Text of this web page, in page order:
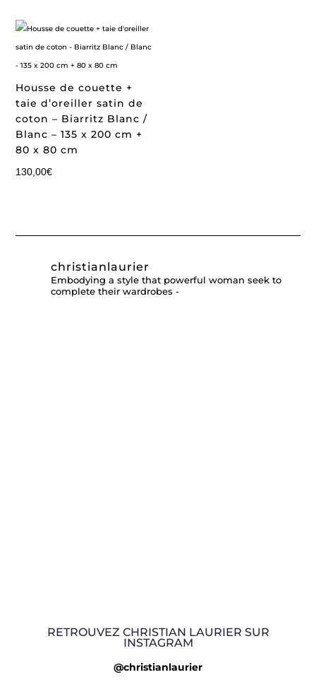
Housse de couette +
taie d’oreiller satin de
coton – Biarritz Blanc /
Blanc – 135 x 200 cm +
80 x 80 cm
130,00€
christianlaurier
Embodying a style that powerful woman seek to
complete their wardrobes -
RETROUVEZ CHRISTIAN LAURIER SUR
INSTAGRAM
@christianlaurier